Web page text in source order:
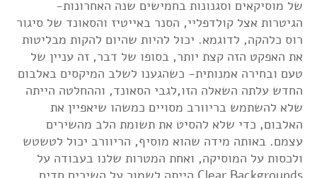
של מוסיקאים וסגנונות בחמישים שנה האחרונות-
הגיטרות אצל קולדפליי, הסנר באייטיז והסאונד של סיגור
רוס כלהקה, לדוגמא. יכול להיות שהיום להקות מבליטות
את האפקט הזה קצת יותר, בסופו של דבר, זה עניין של
טעם ובחירה אמנותית- ‬כשהגענו לשלב המיקסים באלבום
החדש עלתה השאלה הזו,לגבי הסאונד, וההחלטה הייתה
שלא להשתמש בריוורב מסויים כמשהו שיאפיין את
האלבום, כדי שלא להסיט את תשומת הלב מהשירים
עצמם. באותה מידה שהוא מוסיף, הריוורב יכול לטשטש
ולכסות על המוסיקה, ואחת המטרות שלנו בעבודה על